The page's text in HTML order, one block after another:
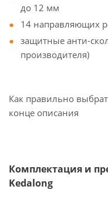
до 12 мм
14 направляющих
защитные анти-
производителя)
Как правильно
конце описания
Комплектация и
Kedalong